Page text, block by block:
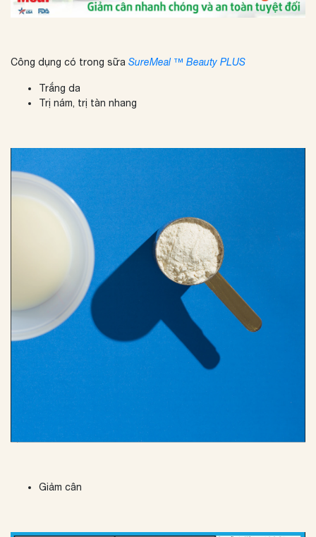
Công dụng có trong sữa SureMeal ™ Beauty PLUS
Trắng da
Trị nám, trị tàn nhang
Giảm cân